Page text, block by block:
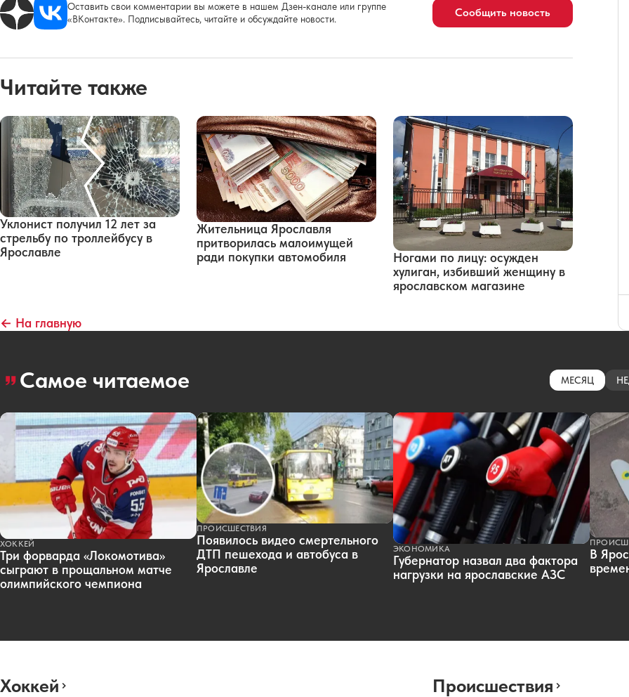
Оставить свои комментарии вы можете в нашем Дзен-канале или группе
«ВКонтакте». Подписывайтесь, читайте и обсуждайте новости.
Сообщить новость
Читайте также
Уклонист получил 12 лет за
стрельбу по троллейбусу в
Ярославле
Жительница Ярославля
притворилась малоимущей
ради покупки автомобиля
Ногами по лицу: осужден
хулиган, избивший женщину в
ярославском магазине
← На главную
Самое читаемое МЕСЯЦ
ХОККЕЙ
Три форварда «Локомотива»
сыграют в прощальном матче
олимпийского чемпиона
ПРОИСШЕСТВИЯ
Появилось видео смертельного
ДТП пешехода и автобуса в
Ярославле
ЭКОНОМИКА
Губернатор назвал два фактора
нагрузки на ярославские АЗС
В
Хоккей Происшествия